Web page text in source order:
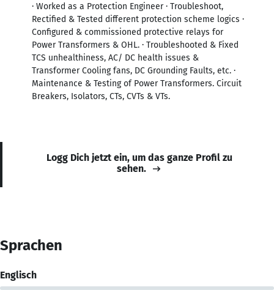
· Worked as a Protection Engineer · Troubleshoot,
Rectified & Tested different protection scheme logics ·
Configured & commissioned protective relays for
Power Transformers & OHL. · Troubleshooted & Fixed
TCS unhealthiness, AC/ DC health issues &
Transformer Cooling fans, DC Grounding Faults, etc. ·
Maintenance & Testing of Power Transformers. Circuit
Breakers, Isolators, CTs, CVTs & VTs.
Logg Dich jetzt ein, um das ganze Profil zu
sehen.
Sprachen
Englisch